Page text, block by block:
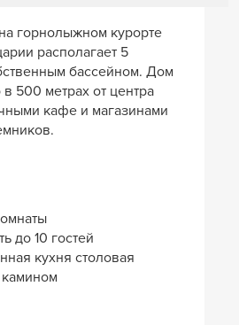
горнолыжном курорте
располагает 5
бассейном. Дом
в 500 метрах от центра
кафе и магазинами
до 10 гостей
кухня столовая
камином